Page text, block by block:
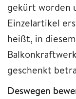
gekürt worden
Einzelartikel
heißt, in
geschenkt
Deswegen